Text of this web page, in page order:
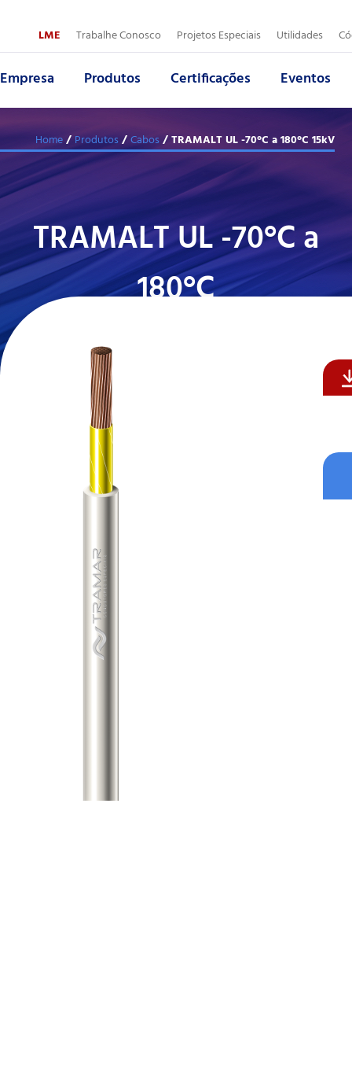
LME Trabalhe Conosco Projetos Especiais Utilidades
Empresa Produtos Certificações Eventos
Nome:*
Ramo de atividade:
Mensagem:
Trabalhe
Nome:*
E-mail:*
Mensagem:*
Formatos aceitos para
Enviar
Home /Produtos / Cabos / TRAMALT UL -70°C a 180°C 15kV
TRAMALT UL -70°C a
180°C